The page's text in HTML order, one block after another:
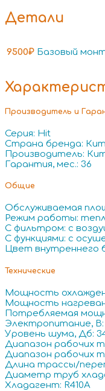
Детали
9500₽ Базовый
Производитель и
Серия: Hit
Страна бренда:
Производитель:
Гарантия, мес.: 36
Общие
Обслуживаемая
Режим работы:
С фильтром: с
С функциями: с
Цвет внутреннего
Технические
Мощность
Мощность
Потребляемая
Электропитание, В:
Уровень шума, Дб:
Диапазон рабочих
Диапазон рабочих
Длина трассы/
Диаметр труб
Хладагент: R410A